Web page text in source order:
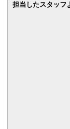
担当したスタッフ